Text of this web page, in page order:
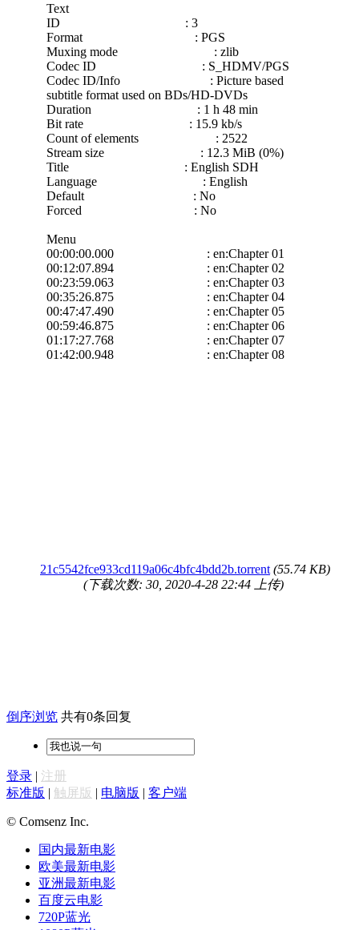
Text
ID : 3
Format : PGS
Muxing mode : zlib
Codec ID : S_HDMV/PGS
Codec ID/Info : Picture based
subtitle format used on BDs/HD-DVDs
Duration : 1 h 48 min
Bit rate : 15.9 kb/s
Count of elements : 2522
Stream size : 12.3 MiB (0%)
Title : English SDH
Language : English
Default : No
Forced : No
Menu
00:00:00.000 : en:Chapter 01
00:12:07.894 : en:Chapter 02
00:23:59.063 : en:Chapter 03
00:35:26.875 : en:Chapter 04
00:47:47.490 : en:Chapter 05
00:59:46.875 : en:Chapter 06
01:17:27.768 : en:Chapter 07
01:42:00.948 : en:Chapter 08
21c5542fce933cd119a06c4bfc4bdd2b.torrent (55.74 KB)
(下载次数: 30, 2020-4-28 22:44 上传)
倒序浏览 共有0条回复
登录 | 注册
标准版 | 触屏版 | 电脑版 | 客户端
© Comsenz Inc.
国内最新电影
欧美最新电影
亚洲最新电影
百度云电影
720P蓝光